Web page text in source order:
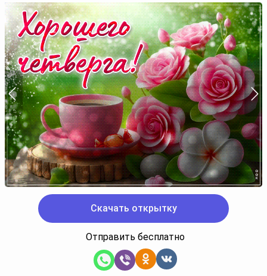
Скачать открытку
Отправить бесплатно